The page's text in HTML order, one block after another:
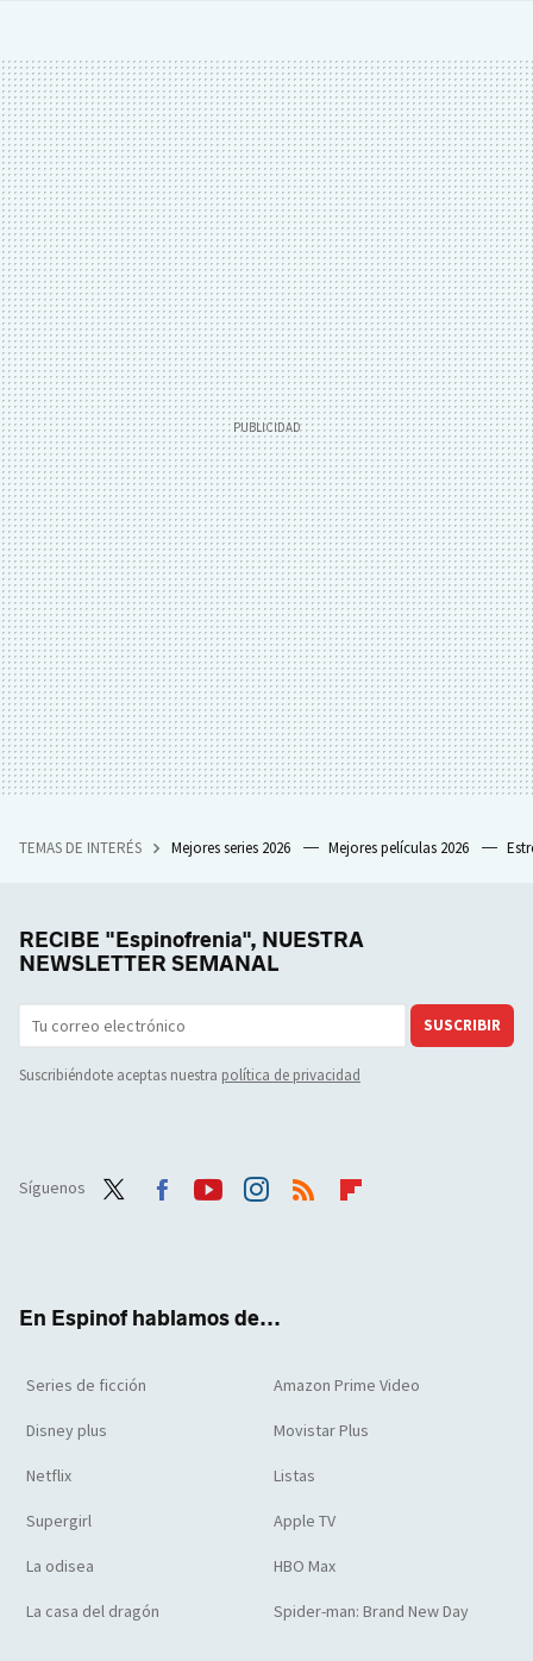
TEMAS DE INTERÉS Mejores series 2026 Mejores películas 2026
RECIBE "Espinofrenia", NUESTRA
NEWSLETTER SEMANAL
SUSCRIBIR
Suscribiéndote aceptas nuestra política de privacidad
Síguenos
En Espinof hablamos de...
Series de ficción Amazon Prime Video
Disney plus Movistar Plus
Netflix Listas
Supergirl Apple TV
La odisea HBO Max
La casa del dragón Spider-man: Brand New Day